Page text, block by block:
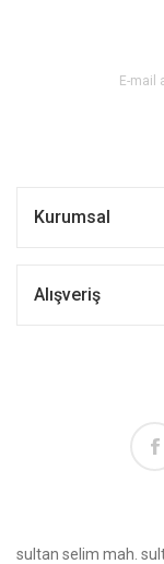
Kurumsal
Alışveriş
sultan selim mah.